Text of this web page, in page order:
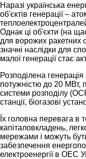
Наразі українська
об'єктів генерації –
Однак ці об'єкти (на
для ворожих ракетних
значні наслідки для
малої генерації стає
Розподілена
потужністю до 20 МВт,
системи розподілу
станції, біогазові
Їх головна перевага
капіталовкладень,
мережами і можуть
забезпечення
електроенергії в ОЕС